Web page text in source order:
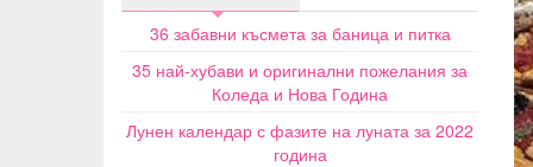
36 забавни късмета за баница и питка
35 най-хубави и оригинални пожелания за
Коледа и Нова Година
Лунен календар с фазите на луната за 2022
година